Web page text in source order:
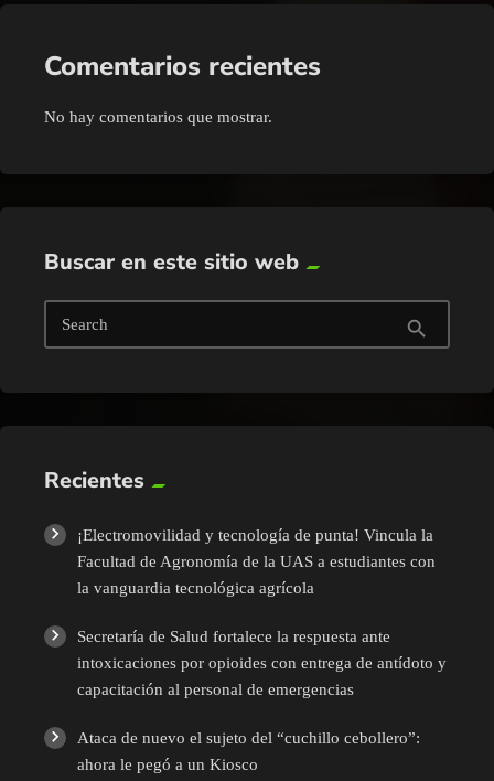
Comentarios recientes
No hay comentarios que mostrar.
Buscar en este sitio web
Search search
Recientes
¡Electromovilidad y tecnología de punta! Vincula la
Facultad de Agronomía de la UAS a estudiantes con
la vanguardia tecnológica agrícola
Secretaría de Salud fortalece la respuesta ante
intoxicaciones por opioides con entrega de antídoto y
capacitación al personal de emergencias
Ataca de nuevo el sujeto del “cuchillo cebollero”:
ahora le pegó a un Kiosco